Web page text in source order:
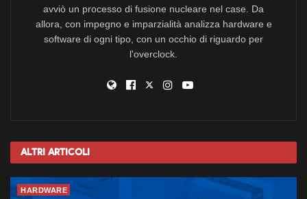
avviò un processo di fusione nucleare nel case. Da
allora, con impegno e imparzialità analizza hardware e
software di ogni tipo, con un occhio di riguardo per
l'overclock.
Altri Articoli
HARDWARE